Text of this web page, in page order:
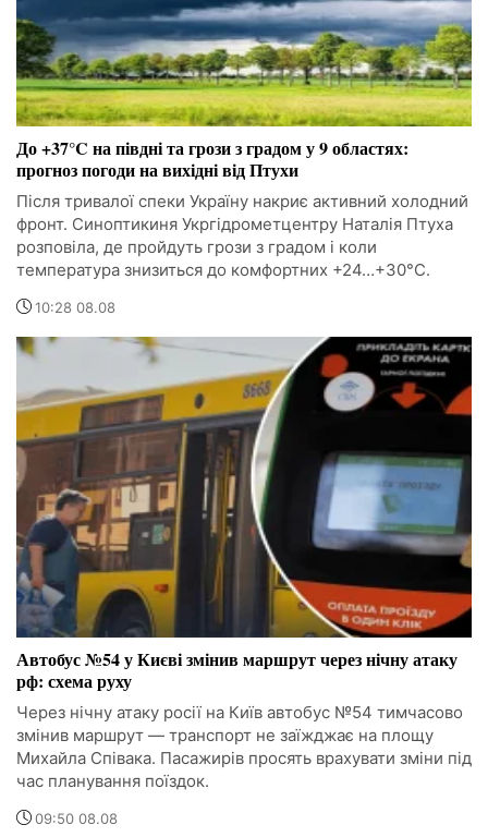
До +37°C на півдні та грози з градом у 9 областях:
прогноз погоди на вихідні від Птухи
Після тривалої спеки Україну накриє активний холодний
фронт. Синоптикиня Укргідрометцентру Наталія Птуха
розповіла, де пройдуть грози з градом і коли
температура знизиться до комфортних +24…+30°C.
10:28 08.08
Автобус №54 у Києві змінив маршрут через нічну атаку
рф: схема руху
Через нічну атаку росії на Київ автобус №54 тимчасово
змінив маршрут — транспорт не заїжджає на площу
Михайла Співака. Пасажирів просять врахувати зміни під
час планування поїздок.
09:50 08.08